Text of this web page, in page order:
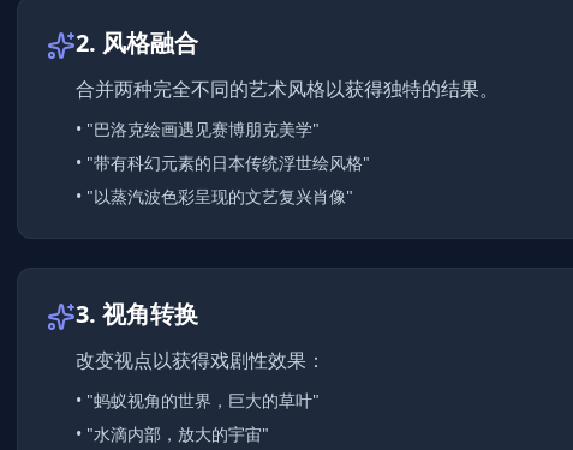
2. 风格融合
合并两种完全不同的艺术风格以获得独特的结果。
• "巴洛克绘画遇见赛博朋克美学"
• "带有科幻元素的日本传统浮世绘风格"
• "以蒸汽波色彩呈现的文艺复兴肖像"
3. 视角转换
改变视点以获得戏剧性效果：
• "蚂蚁视角的世界，巨大的草叶"
• "水滴内部，放大的宇宙"